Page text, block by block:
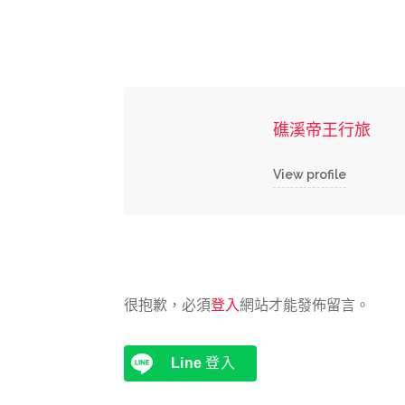
礁溪帝王行旅
View profile
很抱歉，必須登入網站才能發佈留言。
Line 登入